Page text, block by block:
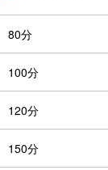
80分
100分
120分
150分